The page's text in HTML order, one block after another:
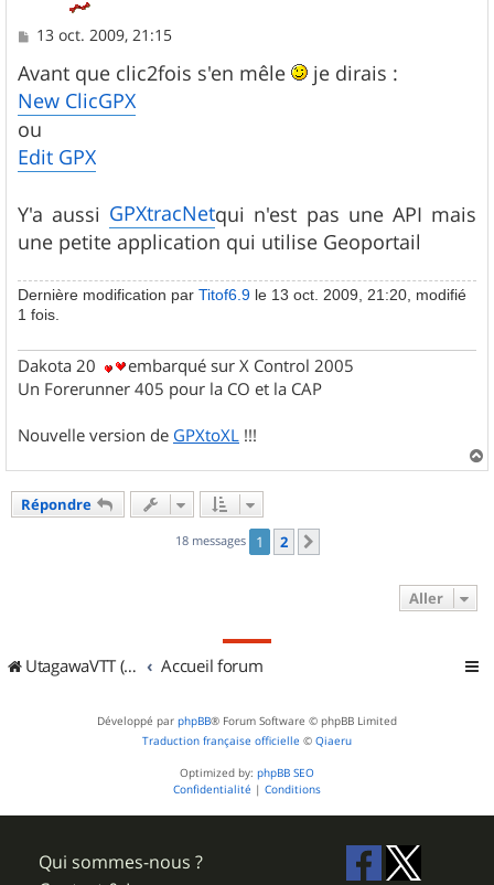
M
s
s
a
g
e
13 oct. 2009, 21:15
Avant que clic2fois s'en mêle
je dirais :
New ClicGPX
ou
Edit GPX
Y'a aussi GPXtracNetqui n'est pas une API mais
une petite application qui utilise Geoportail
Dernière modification par Titof6.9 le 13 oct. 2009, 21:20, modifié
1 fois.
Dakota 20
embarqué sur X Control 2005
Un Forerunner 405 pour la CO et la CAP
Nouvelle version de GPXtoXL !!!
a
Répondre
18 messages 1 2
Aller
UtagawaVTT (Randos VTT et VTTAE avec traces GPS) Accueil forum
Développé par phpBB® Forum Software © phpBB Limited
Traduction française officielle © Qiaeru
Optimized by: phpBB SEO
Confidentialité | Conditions
Qui sommes-nous ?